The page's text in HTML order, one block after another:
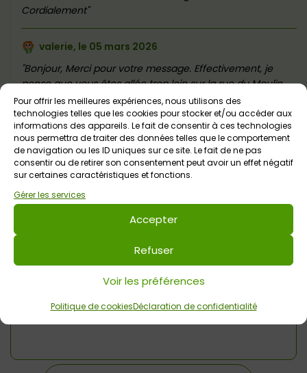
Pour offrir les meilleures expériences, nous utilisons des
technologies telles que les cookies pour stocker et/ou accéder aux
informations des appareils. Le fait de consentir à ces technologies
nous permettra de traiter des données telles que le comportement
de navigation ou les ID uniques sur ce site. Le fait de ne pas
consentir ou de retirer son consentement peut avoir un effet négatif
sur certaines caractéristiques et fonctions.
Gérer les services
Accepter
Refuser
Voir les préférences
Politique de cookiesDéclaration de confidentialité
Cordialement
valerie, le 05 mars 2026
Bonjour, Merci pour votre message. Effectivement, je
pense que vous êtes allée trop loin sur la rue du Moulin
Neuf. Il y a une aire de pique-nique au bord de la rivière,
donc c'est probablement cette fourche. Et il y a
également un parking sur place. Cordialement
Laisser un commentaire